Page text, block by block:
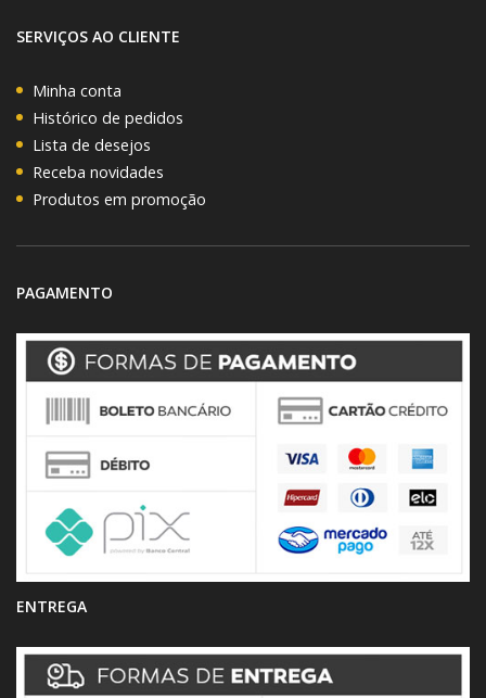
SERVIÇOS AO CLIENTE
Minha conta
Histórico de pedidos
Lista de desejos
Receba novidades
Produtos em promoção
PAGAMENTO
ENTREGA